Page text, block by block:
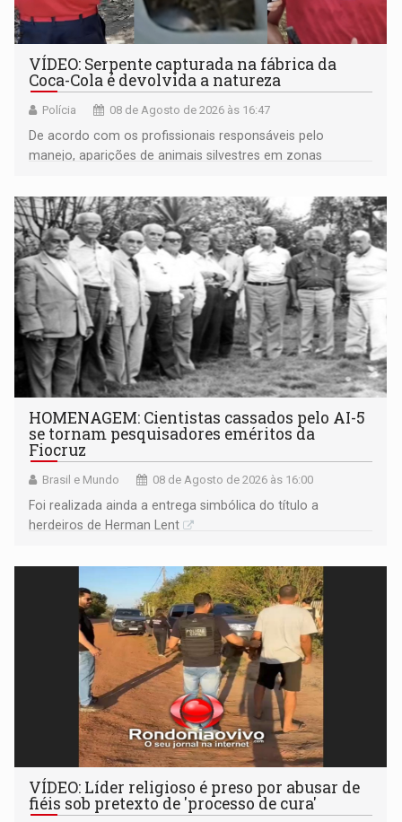
VÍDEO: Serpente capturada na fábrica da
Coca-Cola é devolvida a natureza
Polícia 08 de Agosto de 2026 às 16:47
De acordo com os profissionais responsáveis pelo
manejo, aparições de animais silvestres em zonas
HOMENAGEM: Cientistas cassados pelo AI-5
se tornam pesquisadores eméritos da
Fiocruz
Brasil e Mundo 08 de Agosto de 2026 às 16:00
Foi realizada ainda a entrega simbólica do título a
herdeiros de Herman Lent
VÍDEO: Líder religioso é preso por abusar de
fiéis sob pretexto de 'processo de cura'